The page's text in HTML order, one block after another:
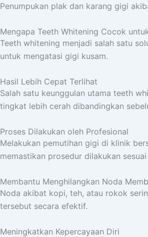
Penumpukan plak dan karang gigi
Mengapa Teeth Whitening Cocok
Teeth whitening menjadi salah satu
untuk mengatasi gigi kusam.
Hasil Lebih Cepat Terlihat
Salah satu keunggulan utama teeth
tingkat lebih cerah dibandingkan
Proses Dilakukan oleh Profesional
Melakukan pemutihan gigi di klinik
memastikan prosedur dilakukan
Membantu Menghilangkan Noda
Noda akibat kopi, teh, atau rokok
tersebut secara efektif.
Meningkatkan Kepercayaan Diri